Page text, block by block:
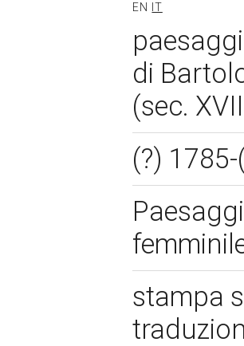
EN IT
di
(sec.
(?)
stampa